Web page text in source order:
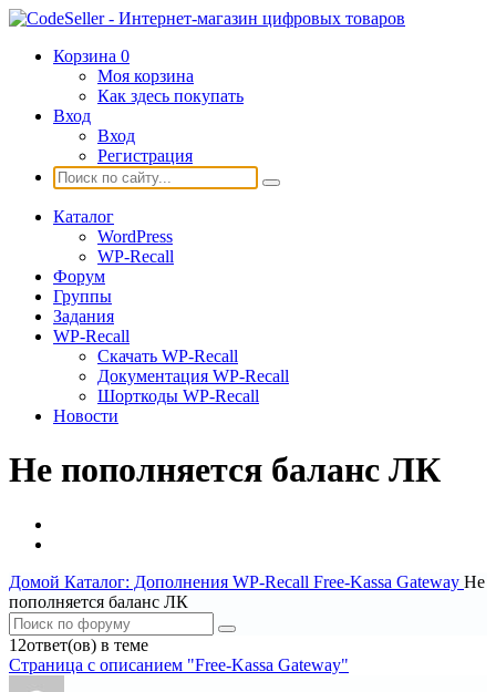
Корзина 0
Моя корзина
Как здесь покупать
Вход
Вход
Регистрация
Каталог
WordPress
WP-Recall
Форум
Группы
Задания
WP-Recall
Скачать WP-Recall
Документация WP-Recall
Шорткоды WP-Recall
Новости
Не пополняется баланс ЛК
Домой Каталог: Дополнения WP-Recall Free-Kassa Gateway Не
пополняется баланс ЛК
12ответ(ов) в теме
Страница c описанием "Free-Kassa Gateway"